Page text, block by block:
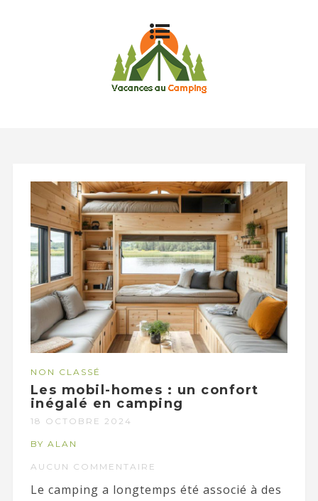
NON CLASSÉ
Les mobil-homes : un confort
inégalé en camping
18 OCTOBRE 2024
BY ALAN
AUCUN COMMENTAIRE
Le camping a longtemps été associé à des